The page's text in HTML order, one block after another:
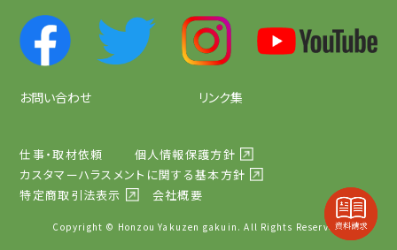
お問い合わせ リンク集
仕事・取材依頼
個人情報保護方針
カスタマーハラスメントに関する基本方針
特定商取引法表示
会社概要
Copyright © Honzou Yakuzen gakuin. All Rights Reserved.